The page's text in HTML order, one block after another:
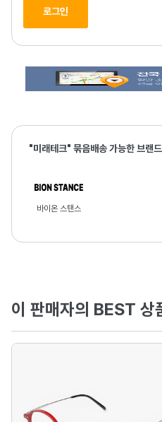
로그인
"미래테크" 묶음배송 가능한 브랜
바이온 스탠스
이 판매자의 BEST 상